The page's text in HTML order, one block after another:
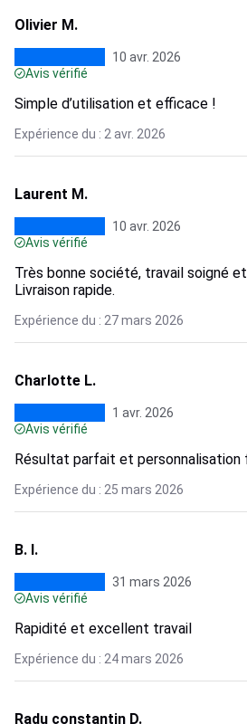
Olivier M.
10 avr. 2026
Avis vérifié
Simple d’utilisation et efficace !
Expérience du : 2 avr. 2026
Laurent M.
10 avr. 2026
Avis vérifié
Très bonne société, travail soigné
Livraison rapide.
Expérience du : 27 mars 2026
Charlotte L.
1 avr. 2026
Avis vérifié
Résultat parfait et personnalisation
Expérience du : 25 mars 2026
B. I.
31 mars 2026
Avis vérifié
Rapidité et excellent travail
Expérience du : 24 mars 2026
Radu constantin D.